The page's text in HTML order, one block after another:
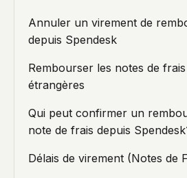
Annuler un virement de
depuis Spendesk
Rembourser les notes de
étrangères
Qui peut confirmer un
note de frais depuis
Délais de virement (Notes de